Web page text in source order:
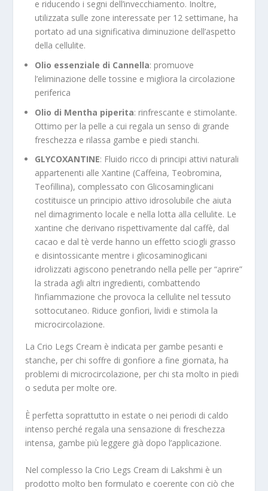
e riducendo i segni dell’invecchiamento. Inoltre,
utilizzata sulle zone interessate per 12 settimane, ha
portato ad una significativa diminuzione dell’aspetto
della cellulite.
Olio essenziale di Cannella: promuove
l’eliminazione delle tossine e migliora la circolazione
periferica
Olio di Mentha piperita: rinfrescante e stimolante.
Ottimo per la pelle a cui regala un senso di grande
freschezza e rilassa gambe e piedi stanchi.
GLYCOXANTINE: Fluido ricco di principi attivi naturali
appartenenti alle Xantine (Caffeina, Teobromina,
Teofillina), complessato con Glicosaminglicani
costituisce un principio attivo idrosolubile che aiuta
nel dimagrimento locale e nella lotta alla cellulite. Le
xantine che derivano rispettivamente dal caffè, dal
cacao e dal tè verde hanno un effetto sciogli grasso
e disintossicante mentre i glicosaminoglicani
idrolizzati agiscono penetrando nella pelle per “aprire”
la strada agli altri ingredienti, combattendo
l’infiammazione che provoca la cellulite nel tessuto
sottocutaneo. Riduce gonfiori, lividi e stimola la
microcircolazione.
La Crio Legs Cream è indicata per gambe pesanti e
stanche, per chi soffre di gonfiore a fine giornata, ha
problemi di microcircolazione, per chi sta molto in piedi
o seduta per molte ore.
È perfetta soprattutto in estate o nei periodi di caldo
intenso perché regala una sensazione di freschezza
intensa, gambe più leggere già dopo l’applicazione.
Nel complesso la Crio Legs Cream di Lakshmi è un
prodotto molto ben formulato e coerente con ciò che